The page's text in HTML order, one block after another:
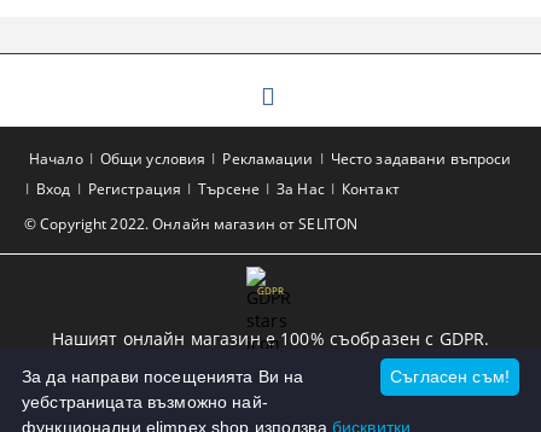
© Copyright 2022. Онлайн магазин от SELITON
Начало Общи условия Рекламации
Често задавани въпроси
Вход
Регистрация Търсене За Нас Контакт
GDPR
Нашият онлайн магазин е 100% съобразен с GDPR.
Прочетете нашата политика
Моите лични данни
Съгласен съм!
За да направи посещенията Ви на
уебстраницата възможно най-
функционални elimpex.shop използва бисквитки.